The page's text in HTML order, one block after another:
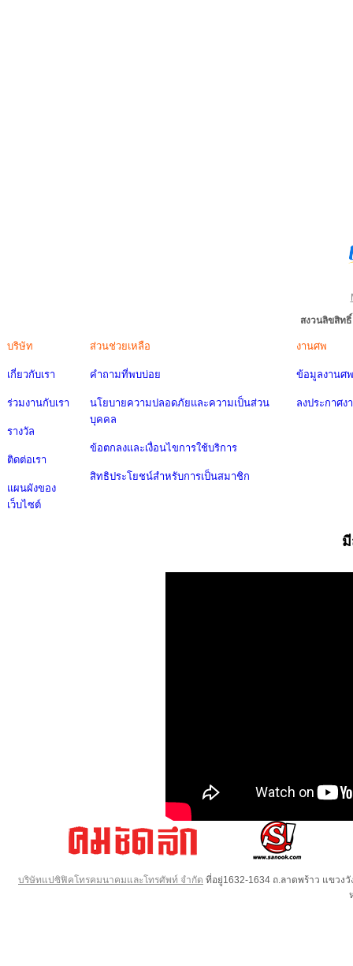
สงวนลิขสิท
บริษัท
เกี่ยวกับเรา
ร่วมงานกับเรา
รางวัล
ติดต่อเรา
แผนผังของ
เว็บไซต์
ส่วนช่วยเหลือ
คำถามที่พบบ่อย
นโยบายความปลอดภัยและความเป็นส่วน
บุคคล
ข้อตกลงและเงื่อนไขการใช้บริการ
สิทธิประโยชน์สำหรับการเป็นสมาชิก
งานศพ
ข้อมูลงานศพ
ลงประกาศง
บริษัทแปซิฟิคโทรคมนาคมและโทรศัพท์ จำกัด ที่อยู่1632-1634 ถ.ลาดพร้าว แขวง